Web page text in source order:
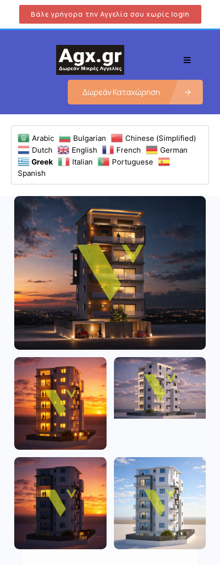
Βάλε γρήγορα την Αγγελία σου χωρίς login
Δωρεάν Καταχώρηση
Arabic Bulgarian
Chinese (Simplified)
Dutch
English French
German
Greek
Italian
Portuguese
Spanish